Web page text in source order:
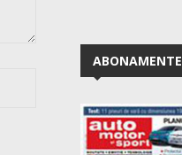
ABONAMENTE